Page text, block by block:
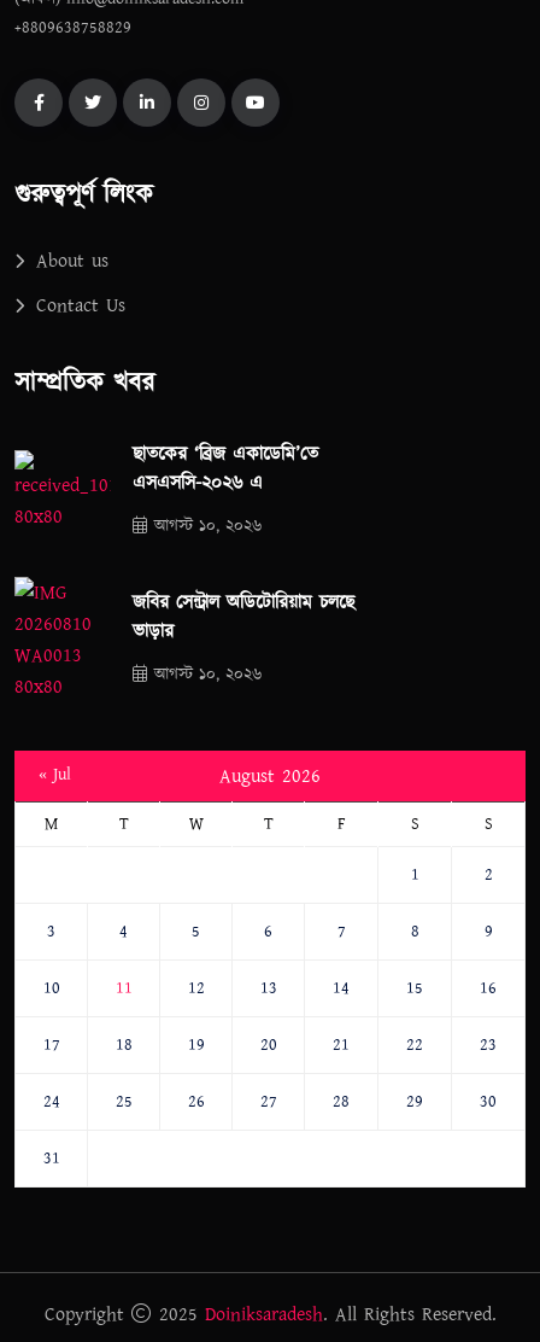
+8809638758829
গুরুত্বপূর্ণ লিংক
About us
Contact Us
সাম্প্রতিক খবর
ছাতকের ‘ব্রিজ একাডেমি’তে
এসএসসি-২০২৬ এ
আগস্ট ১০, ২০২৬
জবির সেন্ট্রাল অডিটোরিয়াম চলছে
ভাড়ার
আগস্ট ১০, ২০২৬
August 2026
M T W T F S S
1 2
3 4 5 6 7 8 9
10 11 12 13 14 15 16
17 18 19 20 21 22 23
24 25 26 27 28 29 30
31
« Jul
Copyright 2025 Doiniksaradesh. All Rights Reserved.